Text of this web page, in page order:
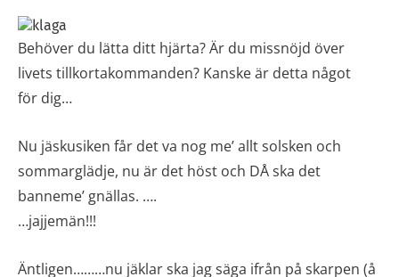
Behöver du lätta ditt hjärta? Är du missnöjd över
livets tillkortakommanden? Kanske är detta något
för dig…
Nu jäskusiken får det va nog me’ allt solsken och
sommarglädje, nu är det höst och DÅ ska det
banneme’ gnällas. ….
…jajjemän!!!
Äntligen………nu jäklar ska jag säga ifrån på skarpen (å